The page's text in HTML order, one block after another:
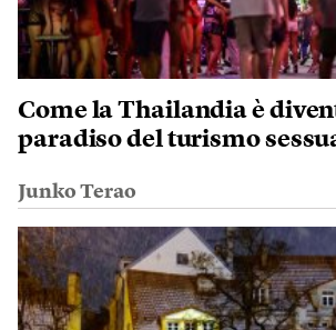
Come la Thailandia è
paradiso del turismo
Junko Terao